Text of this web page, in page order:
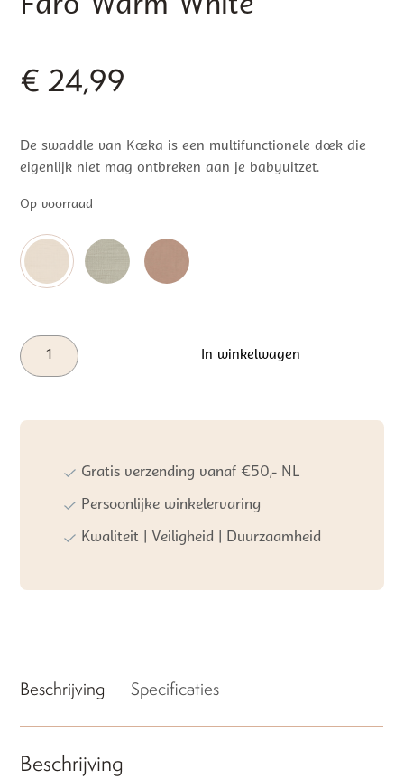
Faro Warm White
€ 24,99
De swaddle van Koeka is een multifunctionele doek die
eigenlijk niet mag ontbreken aan je babyuitzet.
Op voorraad
Koeka
Hydrofiel
Warm
In winkelwagen
Gratis verzending vanaf €50,- NL
Persoonlijke winkelervaring
Kwaliteit | Veiligheid | Duurzaamheid
Beschrijving Specificaties
Beschrijving